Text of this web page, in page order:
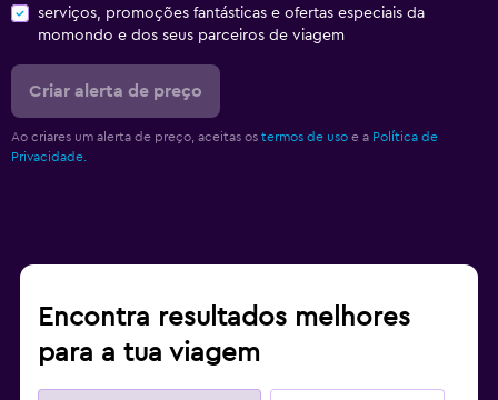
serviços, promoções fantásticas e ofertas especiais da
momondo e dos seus parceiros de viagem
Criar alerta de preço
Ao criares um alerta de preço, aceitas os termos de uso e a Política de
Privacidade.
Encontra resultados melhores
para a tua viagem